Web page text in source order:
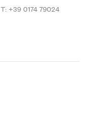
T: +39 0174 79024